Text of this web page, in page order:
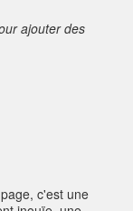
ajouter des
c'est une